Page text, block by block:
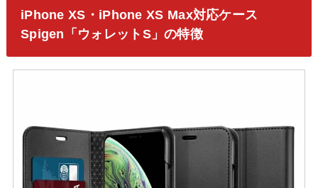
iPhone XS・iPhone XS Max対応ケース
Spigen「ウォレットS」の特徴